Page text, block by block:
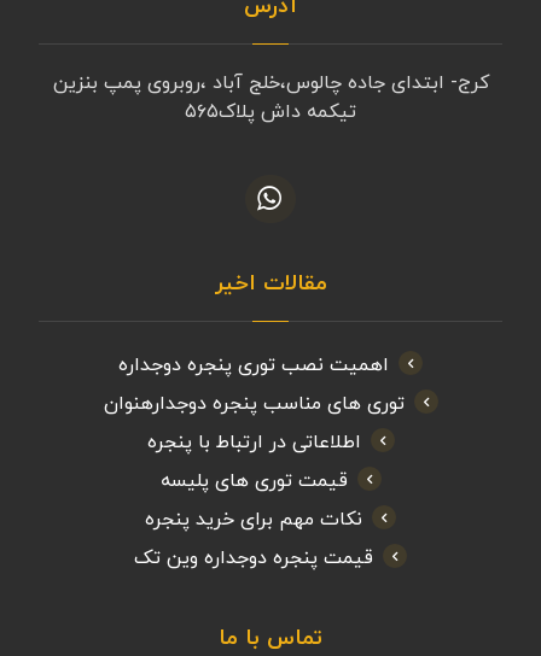
آدرس
کرج- ابتدای جاده چالوس،خلج آباد ،روبروی پمپ بنزین
تیکمه داش پلاک۵۶۵
مقالات اخیر
اهمیت نصب توری پنجره دوجداره
توری های مناسب پنجره دوجدارهنوان
اطلاعاتی در ارتباط با پنجره
قیمت توری های پلیسه
نکات مهم برای خرید پنجره
قیمت پنجره دوجداره وین تک
تماس با ما